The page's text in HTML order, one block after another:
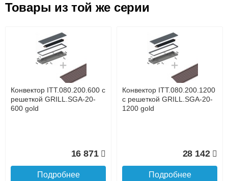
Оставьте отзыв
Доставка сантехники по Москве и Московской области
Наличный расчёт
Банковской картой на сайте в режиме реального
времени
Банковской картой при получении товара как при
доставке, так и самовывозом
Интернет-деньгами (Yandex-деньги, Web-money,
Qiwi-кошельки и другие).
Безналичный расчёт (возможно и с НДС)
Товары из той же серии
Конвектор ITT.080.200.600 с
решеткой GRILL.SGA-20-
600 gold
16 871
Подробнее
Конвектор ITT.080.200.1200
с решеткой GRILL.SGA-20-
1200 gold
28 142
Подробнее